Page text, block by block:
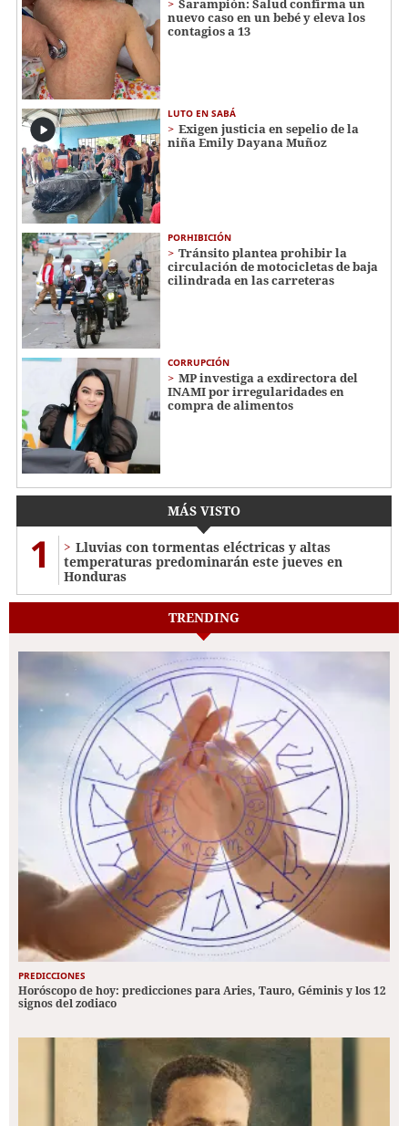
Sarampión: Salud confirma un
nuevo caso en un bebé y eleva los
contagios a 13
LUTO EN SABÁ
Exigen justicia en sepelio de la
niña Emily Dayana Muñoz
PORHIBICIÓN
Tránsito plantea prohibir la
circulación de motocicletas de baja
cilindrada en las carreteras
CORRUPCIÓN
MP investiga a exdirectora del
INAMI por irregularidades en
compra de alimentos
MÁS VISTO
1
Lluvias con tormentas eléctricas y altas
temperaturas predominarán este jueves en
Honduras
TRENDING
PREDICCIONES
Horóscopo de hoy: predicciones para Aries, Tauro, Géminis y los 12
signos del zodiaco